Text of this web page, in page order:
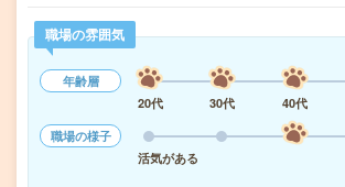
職場の雰囲気
年齢層
20代
30代 40代
職場の様子
活気がある